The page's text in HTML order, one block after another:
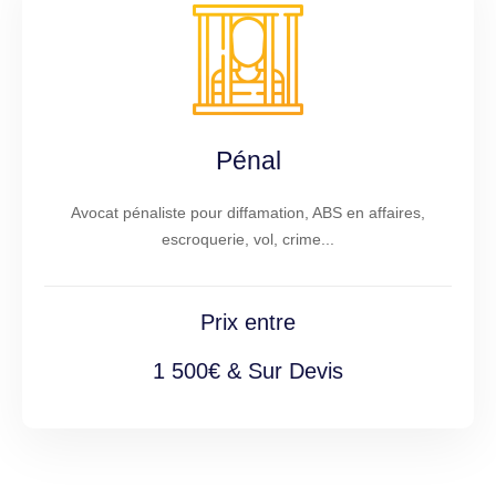
Pénal
Avocat pénaliste pour diffamation, ABS en affaires,
escroquerie, vol, crime...
Prix entre
1 500€ & Sur Devis